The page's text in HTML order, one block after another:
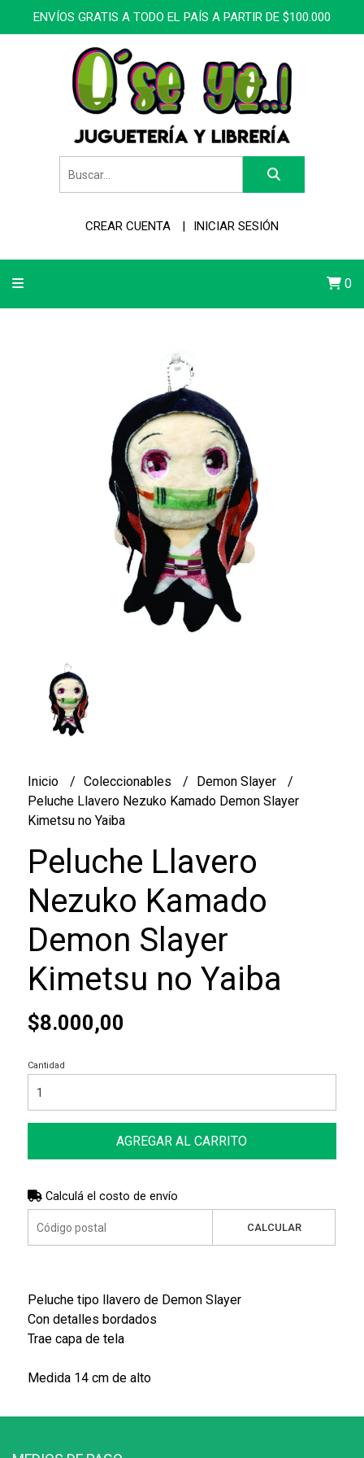
ENVÍOS GRATIS A TODO EL PAÍS A PARTIR DE $100.000
CREAR CUENTA INICIAR SESIÓN
0
Inicio Coleccionables
Demon Slayer
Peluche Llavero Nezuko Kamado Demon Slayer
Kimetsu no Yaiba
Peluche Llavero
Nezuko Kamado
Demon Slayer
Kimetsu no Yaiba
$8.000,00
Cantidad
AGREGAR AL CARRITO
Calculá el costo de envío
CALCULAR
Peluche tipo llavero de Demon Slayer
Con detalles bordados
Trae capa de tela
Medida 14 cm de alto